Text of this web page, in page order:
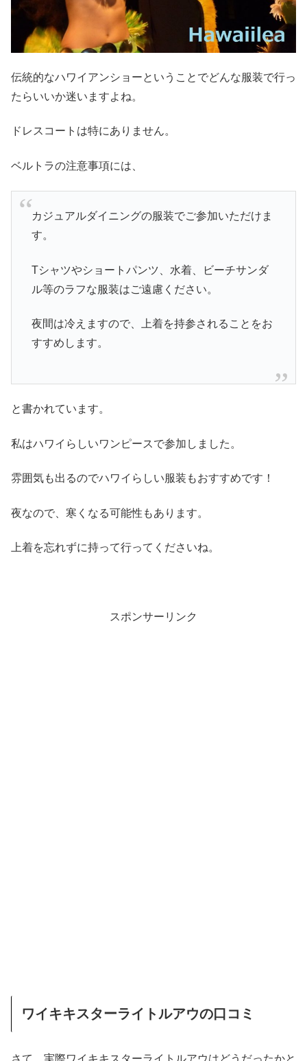
伝統的なハワイアンショーということでどんな服装で行っ
たらいいか迷いますよね。
ドレスコートは特にありません。
ベルトラの注意事項には、
カジュアルダイニングの服装でご参加いただけま
す。
Tシャツやショートパンツ、水着、ビーチサンダ
ル等のラフな服装はご遠慮ください。
夜間は冷えますので、上着を持参されることをお
すすめします。
と書かれています。
私はハワイらしいワンピースで参加しました。
雰囲気も出るのでハワイらしい服装もおすすめです！
夜なので、寒くなる可能性もあります。
上着を忘れずに持って行ってくださいね。
スポンサーリンク
ワイキキスターライトルアウの口コミ